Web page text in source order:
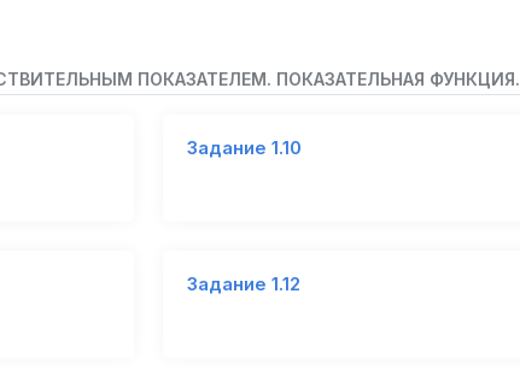
ПОКАЗАТЕЛЕМ. ПОКАЗАТЕЛЬНАЯ ФУНКЦИЯ.
Задание 1.10
Задание 1.12